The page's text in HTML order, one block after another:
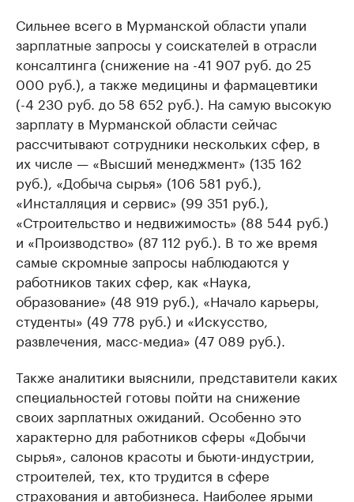
Сильнее всего в Мурманской области упали
зарплатные запросы у соискателей в отрасли
консалтинга (снижение на -41 907 руб. до 25
000 руб.), а также медицины и фармацевтики
(-4 230 руб. до 58 652 руб.). На самую высокую
зарплату в Мурманской области сейчас
рассчитывают сотрудники нескольких сфер, в
их числе — «Высший менеджмент» (135 162
руб.), «Добыча сырья» (106 581 руб.),
«Инсталляция и сервис» (99 351 руб.),
«Строительство и недвижимость» (88 544 руб.)
и «Производство» (87 112 руб.). В то же время
самые скромные запросы наблюдаются у
работников таких сфер, как «Наука,
образование» (48 919 руб.), «Начало карьеры,
студенты» (49 778 руб.) и «Искусство,
развлечения, масс-медиа» (47 089 руб.).
Также аналитики выяснили, представители каких
специальностей готовы пойти на снижение
своих зарплатных ожиданий. Особенно это
характерно для работников сферы «Добычи
сырья», салонов красоты и бьюти-индустрии,
строителей, тех, кто трудится в сфере
страхования и автобизнеса. Наиболее ярыми